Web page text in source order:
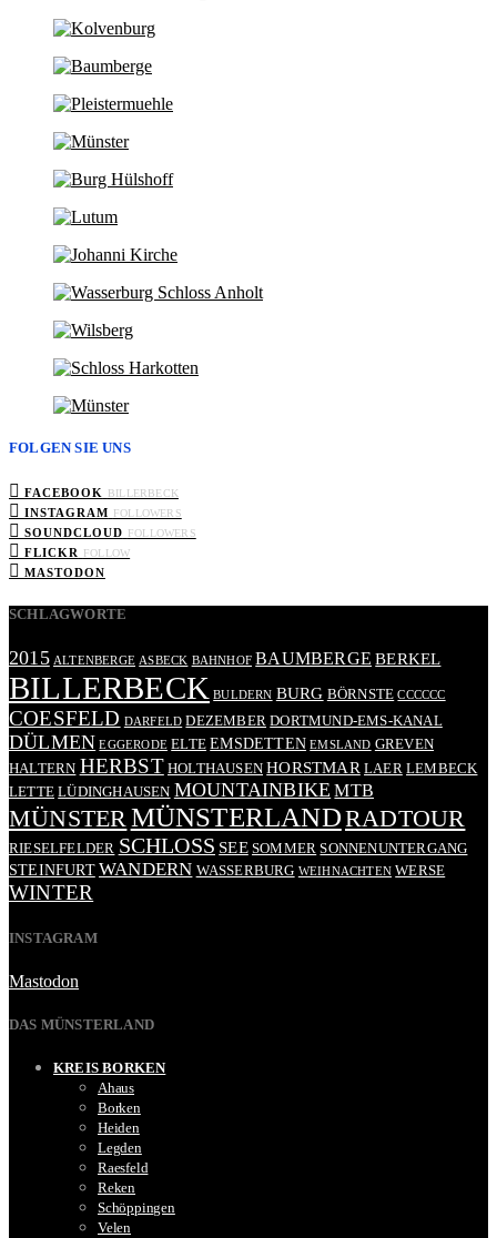
FOLGEN SIE UNS
FACEBOOK BILLERBECK
INSTAGRAM FOLLOWERS
SOUNDCLOUD FOLLOWERS
FLICKR FOLLOW
MASTODON
SCHLAGWORTE
2015 ALTENBERGE ASBECK BAHNHOF BAUMBERGE BERKEL
BILLERBECK BULDERN BURG BÖRNSTE CCCCCC
COESFELD DARFELD DEZEMBER DORTMUND-EMS-KANAL
DÜLMEN EGGERODE ELTE EMSDETTEN EMSLAND GREVEN
HALTERN HERBST HOLTHAUSEN HORSTMAR LAER LEMBECK
LETTE LÜDINGHAUSEN MOUNTAINBIKE MTB
MÜNSTERMÜNSTERLANDRADTOUR
RIESELFELDER SCHLOSS SEE SOMMER SONNENUNTERGANG
STEINFURT WANDERN WASSERBURG WEIHNACHTEN WERSE
WINTER
INSTAGRAM
Mastodon
DAS MÜNSTERLAND
KREIS BORKEN
Ahaus
Borken
Heiden
Legden
Raesfeld
Reken
Schöppingen
Velen